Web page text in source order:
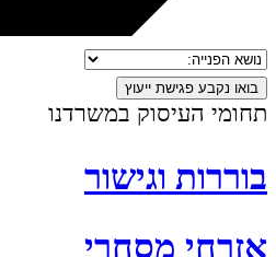
בואו נקבע פגישת ייעוץ
תחומי העיסוק במשרדנו
בוררות וגישור
אזרחי מסחרי